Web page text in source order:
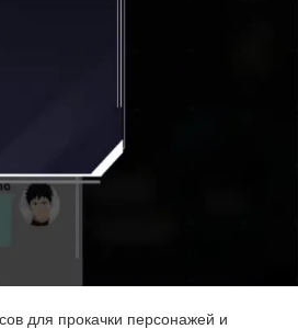
для прокачки персонажей и